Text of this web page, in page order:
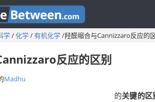
学/化学/有机化学/羟醛缩合与Cannizzaro反应的
反应的区别
Madhu
的关键的区